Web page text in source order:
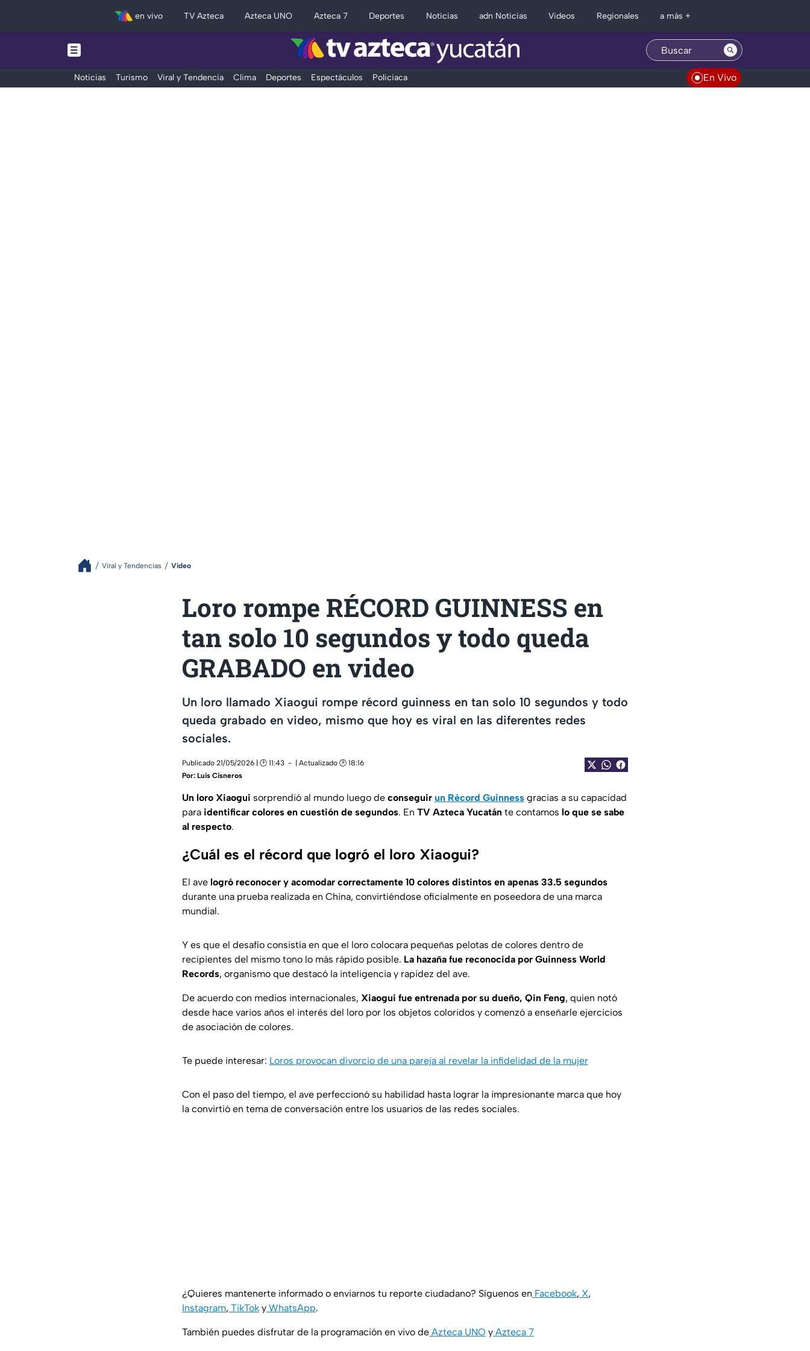
en vivo TV Azteca Azteca UNO Azteca 7 Deportes Noticias adn Noticias Videos Regionales a más +
Noticias Turismo Viral y Tendencia Clima Deportes Espectáculos Policiaca En Vivo
Viral y Tendencias Video
Loro rompe RÉCORD GUINNESS en
tan solo 10 segundos y todo queda
GRABADO en video
Un loro llamado Xiaogui rompe récord guinness en tan solo 10 segundos y todo
queda grabado en video, mismo que hoy es viral en las diferentes redes
sociales.
Publicado 21/05/2026 | 🕑 11:43
| Actualizado 🕑 18:16
Por: Luis Cisneros
Un loro Xiaogui sorprendió al mundo luego de conseguir un Récord Guinness gracias a su capacidad
para identificar colores en cuestión de segundos. En TV Azteca Yucatán te contamos lo que se sabe
al respecto.
¿Cuál es el récord que logró el loro Xiaogui?
El ave logró reconocer y acomodar correctamente 10 colores distintos en apenas 33.5 segundos
durante una prueba realizada en China, convirtiéndose oficialmente en poseedora de una marca
mundial.
Y es que el desafío consistía en que el loro colocara pequeñas pelotas de colores dentro de
recipientes del mismo tono lo más rápido posible. La hazaña fue reconocida por Guinness World
Records, organismo que destacó la inteligencia y rapidez del ave.
De acuerdo con medios internacionales, Xiaogui fue entrenada por su dueño, Qin Feng, quien notó
desde hace varios años el interés del loro por los objetos coloridos y comenzó a enseñarle ejercicios
de asociación de colores.
Te puede interesar: Loros provocan divorcio de una pareja al revelar la infidelidad de la mujer
Con el paso del tiempo, el ave perfeccionó su habilidad hasta lograr la impresionante marca que hoy
la convirtió en tema de conversación entre los usuarios de las redes sociales.
¿Quieres mantenerte informado o enviarnos tu reporte ciudadano? Síguenos en Facebook, X,
Instagram, TikTok y WhatsApp.
También puedes disfrutar de la programación en vivo de Azteca UNO y Azteca 7